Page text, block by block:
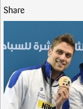
Share